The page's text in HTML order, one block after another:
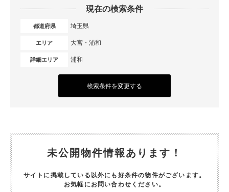
現在の検索条件
都道府県 埼玉県
エリア 大宮・浦和
詳細エリア 浦和
検索条件を変更する
未公開物件情報あります！
サイトに掲載している以外にも好条件の物件がございます。
お気軽にお問い合わせください。